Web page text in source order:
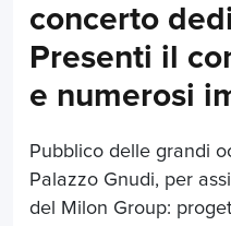
concerto
Presenti il
e numerosi
Pubblico delle grandi
Palazzo Gnudi, per
del Milon Group: